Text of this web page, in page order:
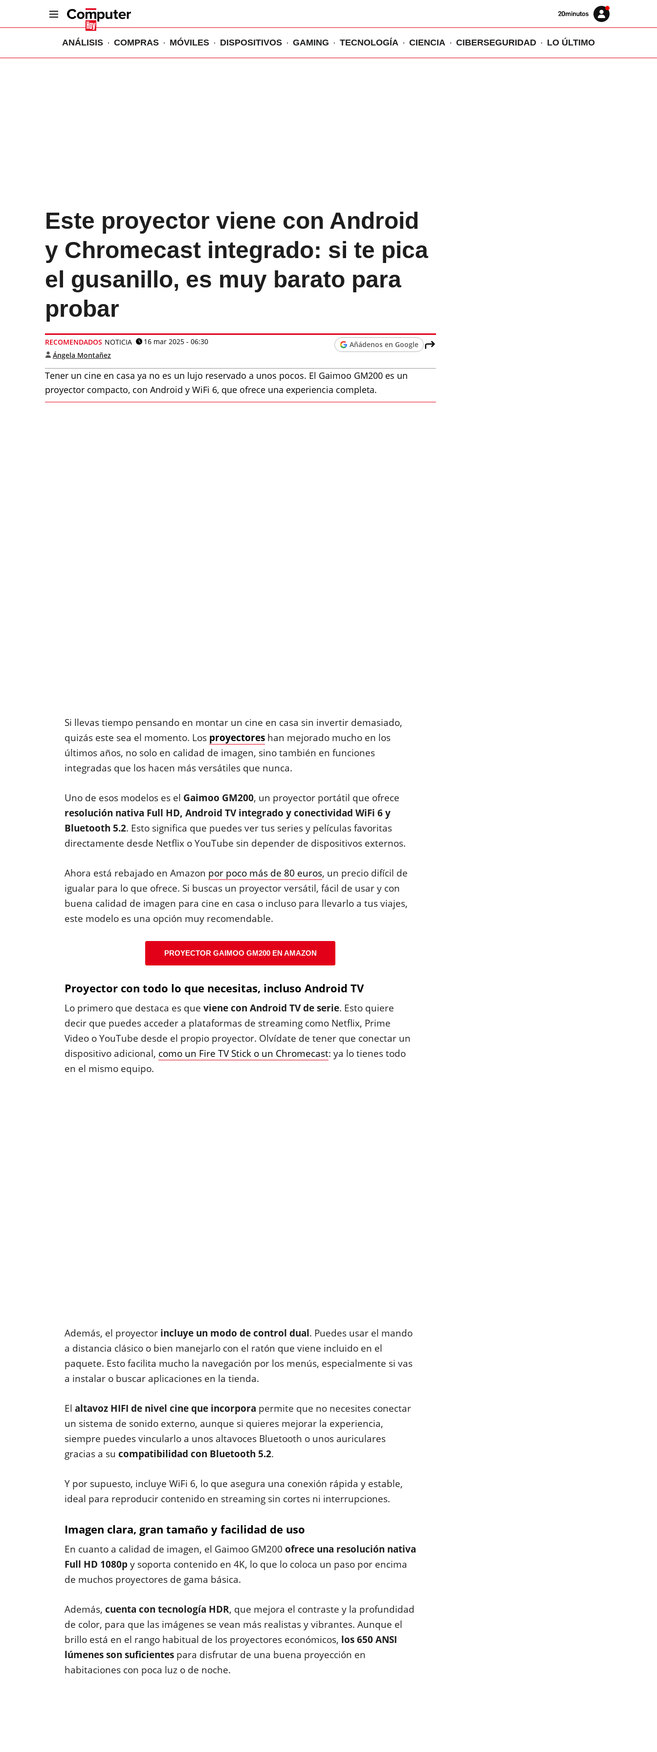
Volver
Iniciar
sesión
ANÁLISIS COMPRAS MÓVILES DISPOSITIVOS GAMING TECNOLOGÍA CIENCIA CIBERSEGURIDAD LO ÚLTIMO
Este proyector viene con Android
y Chromecast integrado: si te pica
el gusanillo, es muy barato para
probar
RECOMENDADOS NOTICIA
16 mar 2025 - 06:30
Ángela Montañez
Añádenos en Google
Tener un cine en casa ya no es un lujo reservado a unos pocos. El Gaimoo GM200 es un
proyector compacto, con Android y WiFi 6, que ofrece una experiencia completa.
Si llevas tiempo pensando en montar un cine en casa sin invertir demasiado,
quizás este sea el momento. Los proyectores han mejorado mucho en los
últimos años, no solo en calidad de imagen, sino también en funciones
integradas que los hacen más versátiles que nunca.
Uno de esos modelos es el Gaimoo GM200, un proyector portátil que ofrece
resolución nativa Full HD, Android TV integrado yconectividad WiFi 6 y
Bluetooth 5.2. Esto significa que puedes ver tus series y películas favoritas
directamente desde Netflix o YouTube sin depender de dispositivos externos.
Ahora está rebajado en Amazon por poco más de 80 euros, un precio difícil de
igualar para lo que ofrece. Si buscas un proyector versátil, fácil de usar y con
buena calidad de imagen para cine en casa o incluso para llevarlo a tus viajes,
este modelo es una opción muy recomendable.
PROYECTOR GAIMOO GM200 EN AMAZON
Proyector con todo lo que necesitas, incluso Android TV
Lo primero que destaca es que viene con Android TV de serie. Esto quiere
decir que puedes acceder a plataformas de streaming como Netflix, Prime
Video o YouTube desde el propio proyector. Olvídate de tener que conectar un
dispositivo adicional, como un Fire TV Stick o un Chromecast: ya lo tienes todo
en el mismo equipo.
Además, el proyectorincluye un modo de control dual. Puedes usar el mando
a distancia clásico o bien manejarlo con el ratón que viene incluido en el
paquete. Esto facilita mucho la navegación por los menús, especialmente si vas
a instalar o buscar aplicaciones en la tienda.
El altavoz HIFI de nivel cine que incorpora permite que no necesites conectar
un sistema de sonido externo, aunque si quieres mejorar la experiencia,
siempre puedes vincularlo a unos altavoces Bluetooth o unos auriculares
gracias a su compatibilidad con Bluetooth 5.2.
Y por supuesto, incluye WiFi 6, lo que asegura una conexión rápida y estable,
ideal para reproducir contenido en streaming sin cortes ni interrupciones.
Imagen clara, gran tamaño y facilidad de uso
En cuanto a calidad de imagen, el Gaimoo GM200 ofrece una resolución nativa
Full HD 1080py soporta contenido en 4K, lo que lo coloca un paso por encima
de muchos proyectores de gama básica.
Además, cuenta con tecnología HDR, que mejora el contraste y la profundidad
de color, para que las imágenes se vean más realistas y vibrantes. Aunque el
brillo está en el rango habitual de los proyectores económicos, los 650 ANSI
lúmenes son suficientes para disfrutar de una buena proyección en
habitaciones con poca luz o de noche.